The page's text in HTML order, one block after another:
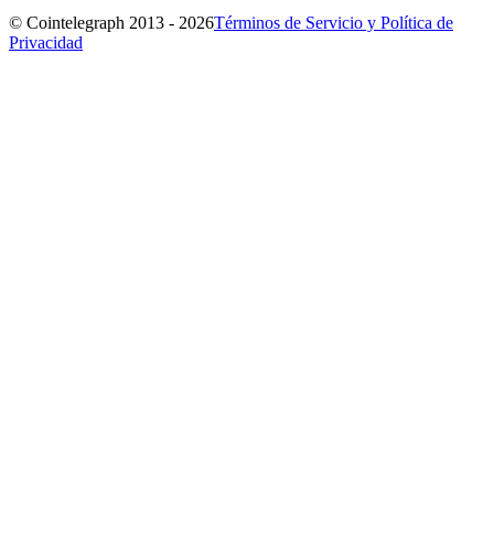
© Cointelegraph 2013 - 2026Términos de Servicio y Política de
Privacidad